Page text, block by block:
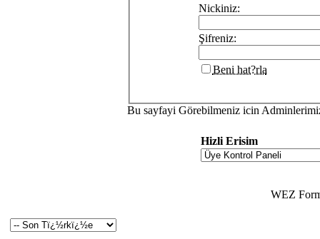
Nickiniz:
Şifreniz:
Beni hat?rla
Bu sayfayi Görebilmeniz icin
Hizli Erisim
WEZ